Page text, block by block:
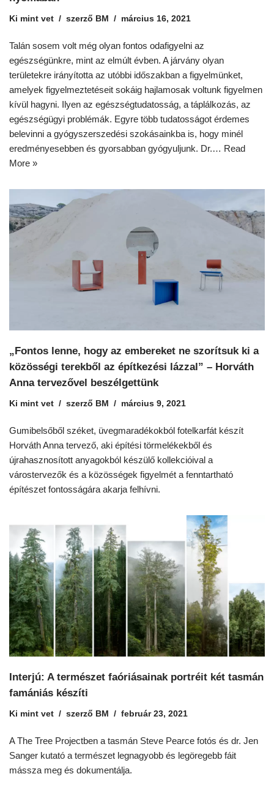
Ki mint vet szerző BM március 16, 2021
Talán sosem volt még olyan fontos odafigyelni az
egészségünkre, mint az elmúlt évben. A járvány olyan
területekre irányította az utóbbi időszakban a figyelmünket,
amelyek figyelmeztetéseit sokáig hajlamosak voltunk figyelmen
kívül hagyni. Ilyen az egészségtudatosság, a táplálkozás, az
egészségügyi problémák. Egyre több tudatosságot érdemes
belevinni a gyógyszerszedési szokásainkba is, hogy minél
eredményesebben és gyorsabban gyógyuljunk. Dr.… Read
More »
„Fontos lenne, hogy az embereket ne szorítsuk ki a
közösségi terekből az építkezési lázzal” – Horváth
Anna tervezővel beszélgettünk
Ki mint vet szerző BM március 9, 2021
Gumibelsőből széket, üvegmaradékokból fotelkarfát készít
Horváth Anna tervező, aki építési törmelékekből és
újrahasznosított anyagokból készülő kollekcióival a
várostervezők és a közösségek figyelmét a fenntartható
építészet fontosságára akarja felhívni.
Interjú: A természet faóriásainak portréit két tasmán
famániás készíti
Ki mint vet szerző BM február 23, 2021
A The Tree Projectben a tasmán Steve Pearce fotós és dr. Jen
Sanger kutató a természet legnagyobb és legöregebb fáit
mássza meg és dokumentálja.